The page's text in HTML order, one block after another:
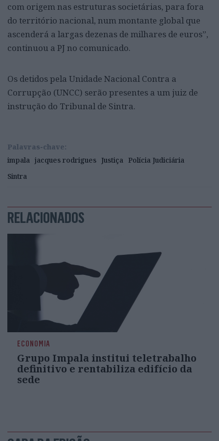
com origem nas estruturas societárias, para fora
do território nacional, num montante global que
ascenderá a largas dezenas de milhares de euros”,
continuou a PJ no comunicado.
Os detidos pela Unidade Nacional Contra a
Corrupção (UNCC) serão presentes a um juiz de
instrução do Tribunal de Sintra.
Palavras-chave:
impala jacques rodrigues Justiça
Polícia Judiciária
Sintra
RELACIONADOS
ECONOMIA
Grupo Impala institui teletrabalho
definitivo e rentabiliza edifício da
sede